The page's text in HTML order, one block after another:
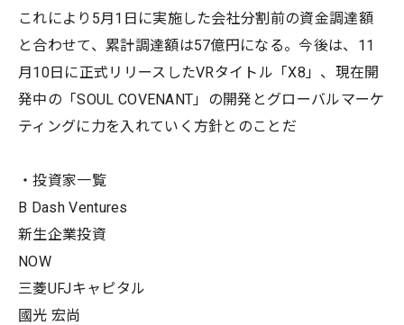
これにより5月1日に実施した会社分割前の資金調達額
と合わせて、累計調達額は57億円になる。今後は、11
月10日に正式リリースしたVRタイトル「X8」、現在開
発中の「SOUL COVENANT」の開発とグローバルマーケ
ティングに力を入れていく方針とのことだ
・投資家一覧
B Dash Ventures
新生企業投資
NOW
三菱UFJキャピタル
國光 宏尚